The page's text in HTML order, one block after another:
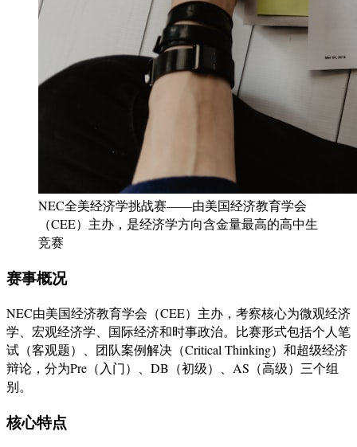
NEC全美经济学挑战赛——由美国经济教育学会
（CEE）主办，是经济学方向含金量最高的高中生
竞赛
赛事概况
NEC由美国经济教育学会（CEE）主办，考察核心为微观经济
学、宏观经济学、国际经济和时事政治。比赛形式包括个人笔
试（客观题）、团队案例解决（Critical Thinking）和超级经济
辩论，分为Pre（入门）、DB（初级）、AS（高级）三个组
别。
核心特点